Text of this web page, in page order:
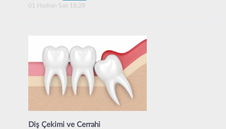
01 Haziran Salı 18:28
Diş Çekimi ve Cerrahi